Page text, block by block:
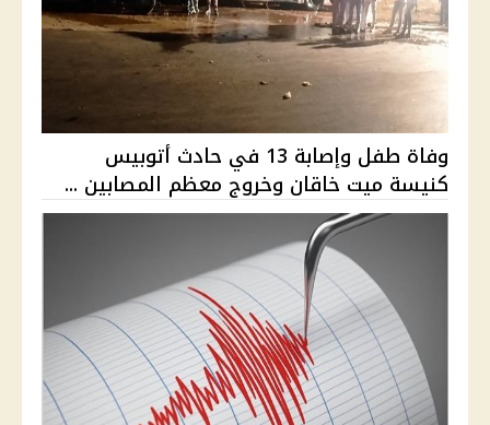
وفاة طفل وإصابة 13 في حادث أتوبيس
كنيسة ميت خاقان وخروج معظم المصابين ...